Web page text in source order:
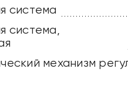
система
система,
механизм